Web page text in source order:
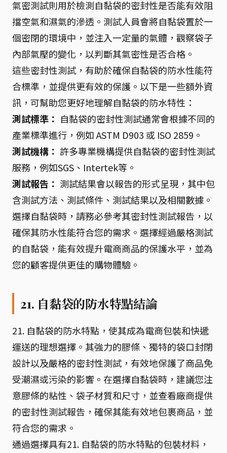
氣密測試則用於檢測自黏袋的密封性是否能有效阻
擋空氣和濕氣的滲透。測試人員會將自黏袋置於一
個密閉的環境中，並注入一定量的氣體，觀察袋子
內部氣壓的變化，以判斷其氣密性是否合格。
這些密封性測試，有助於確保自黏袋的防水性能符
合標準，並提供更有效的保護。以下是一些額外資
訊，可幫助您更好地理解自黏袋的防水特性：
測試標準： 自黏袋的密封性測試通常會根據不同的
產業標準進行，例如 ASTM D903 或 ISO 2859。
測試機構： 許多專業機構提供自黏袋的密封性測試
服務，例如SGS、Intertek等。
測試報告： 測試結果會以報告的形式呈現，其中包
含測試方法、測試條件、測試結果以及相關數據。
選擇自黏袋時，請務必參考其密封性測試報告，以
確保其防水性能符合您的需求。選擇經過嚴格測試
的自黏袋，能有效提升電商商品的保護水平，並為
您的顧客提供更佳的購物體驗。
21. 自黏袋的防水特點結論
21. 自黏袋的防水特點，使其成為電商包裝和快遞
運送的理想選擇。其強力的膠條、獨特的袋口封閉
設計以及嚴格的密封性測試，有效地保護了商品免
受潮濕或污染的影響。在選擇自黏袋時，建議您注
意膠條的粘性、袋子材質和尺寸，並查看廠商提供
的密封性測試報告，確保其能有效地包裹商品，並
符合您的需求。
通過選擇具有21. 自黏袋的防水特點的包裝材料，